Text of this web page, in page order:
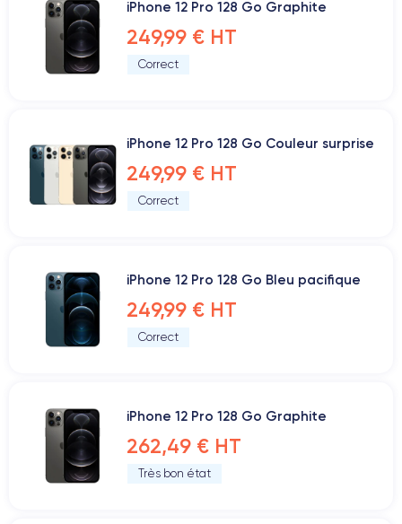
iPhone 12 Pro 128 Go Graphite
249,99 € HT
Correct
iPhone 12 Pro 128 Go Couleur surprise
249,99 € HT
Correct
iPhone 12 Pro 128 Go Bleu pacifique
249,99 € HT
Correct
iPhone 12 Pro 128 Go Graphite
262,49 € HT
Très bon état